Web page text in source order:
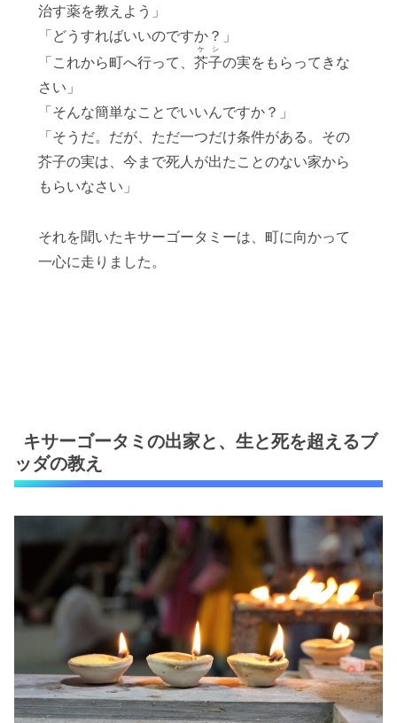
治す薬を教えよう」
「どうすればいいのですか？」
「これから町へ行って、 芥子
ケシ
の実をもらってきな
さい」
「そんな簡単なことでいいんですか？」
「そうだ。だが、ただ一つだけ条件がある。その
芥子の実は、今まで死人が出たことのない家から
もらいなさい」
それを聞いたキサーゴータミーは、町に向かって
一心に走りました。
キサーゴータミの出家と、生と死を超えるブ
ッダの教え